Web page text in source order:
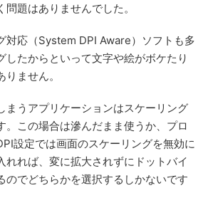
題はありませんでした。
対応（System DPI Aware）ソフトも多
したからといって文字や絵がボケたり
ません。
まうアプリケーションはスケーリング
。この場合は滲んだまま使うか、プロ
設定では画面のスケーリングを無効に
れれば、変に拡大されずにドットバイ
のでどちらかを選択するしかないです